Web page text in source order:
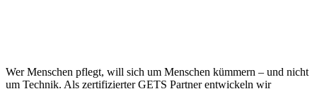
Navigation
springen
Inhalt
springen
Wer Menschen pflegt, will sich um Menschen kümmern – und nicht
um Technik. Als zertifizierter GETS Partner entwickeln wir